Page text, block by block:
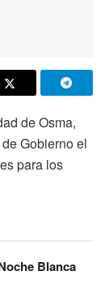
de Osma,
Gobierno el
para los
Blanca